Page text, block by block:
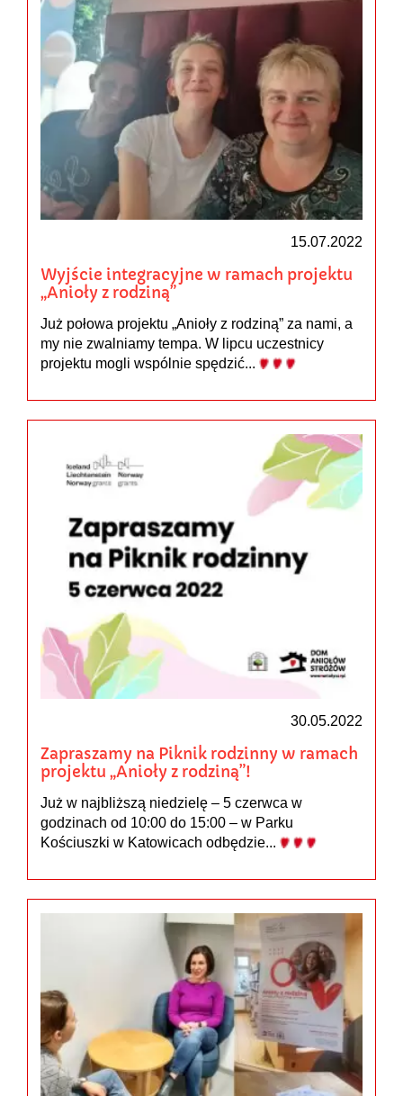
15.07.2022
Wyjście integracyjne w ramach projektu
„Anioły z rodziną”
Już połowa projektu „Anioły z rodziną” za nami, a
my nie zwalniamy tempa. W lipcu uczestnicy
projektu mogli wspólnie spędzić...
30.05.2022
Zapraszamy na Piknik rodzinny w ramach
projektu „Anioły z rodziną”!
Już w najbliższą niedzielę – 5 czerwca w
godzinach od 10:00 do 15:00 – w Parku
Kościuszki w Katowicach odbędzie...